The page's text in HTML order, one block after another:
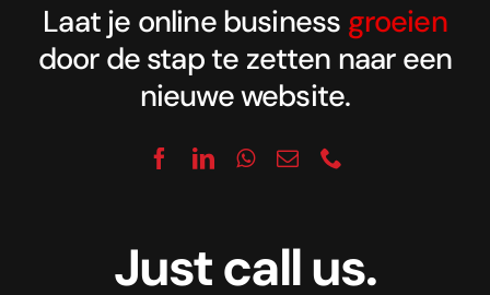
Laat je online business groeien
door de stap te zetten naar een
nieuwe website.
Just call us.